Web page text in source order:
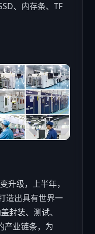
、内存条、TF
级，上半年，
造出具有世界一
封装、测试、
产业链条，为